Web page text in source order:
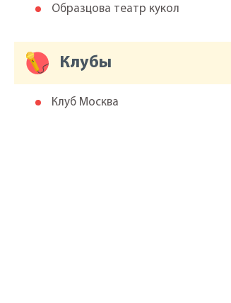
Образцова театр кукол
Клубы
Клуб Москва